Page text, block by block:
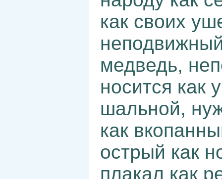
как своих
медведь,
носится как
шальной,
как
острый как
плакал как